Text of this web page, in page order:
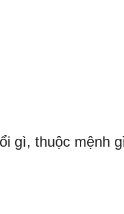
gì, thuộc mệnh